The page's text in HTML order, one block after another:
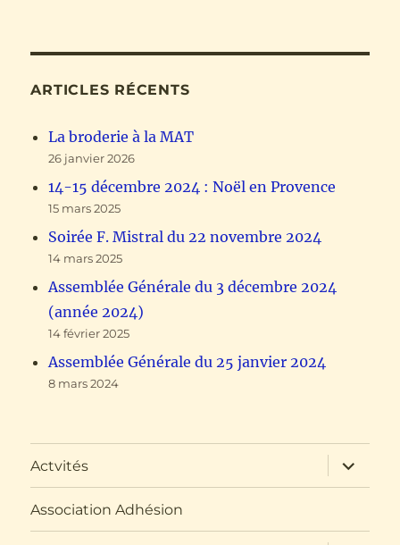
ARTICLES RÉCENTS
La broderie à la MAT
26 janvier 2026
14-15 décembre 2024 : Noël en Provence
15 mars 2025
Soirée F. Mistral du 22 novembre 2024
14 mars 2025
Assemblée Générale du 3 décembre 2024
(année 2024)
14 février 2025
Assemblée Générale du 25 janvier 2024
8 mars 2024
Actvités
ouvrir
le
sous-
Association Adhésion